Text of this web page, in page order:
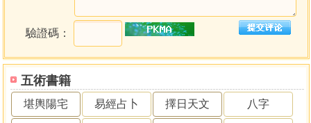
五術書籍
堪輿陽宅 易經占卜 擇日天文 八字
驗證碼：